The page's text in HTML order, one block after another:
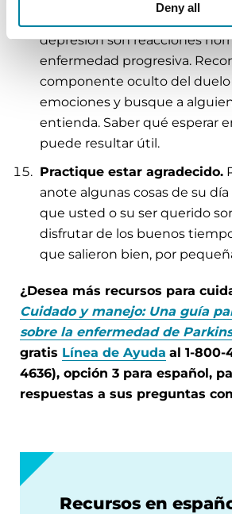
Deny all
Acepte sus sentimientos.
depresión son reacciones
enfermedad progresiva.
componente oculto del duelo
emociones y busque a
entienda. Saber qué esperar
puede resultar útil.
Practique estar agradecido.
anote algunas cosas de su
que usted o su ser querido
disfrutar de los buenos
que salieron bien, por
¿Desea más recursos para
Cuidado y manejo: Una guía
sobre la enfermedad de
gratis Línea de Ayuda al 1-800-
4636), opción 3 para español,
respuestas a sus preguntas
Recursos en